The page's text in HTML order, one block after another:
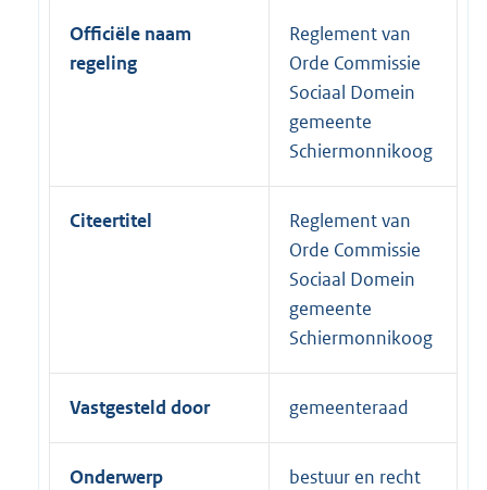
Officiële naam
regeling
Reglement van
Orde Commissie
Sociaal Domein
gemeente
Schiermonnikoog
Citeertitel
Reglement van
Orde Commissie
Sociaal Domein
gemeente
Schiermonnikoog
Vastgesteld door gemeenteraad
Onderwerp bestuur en recht